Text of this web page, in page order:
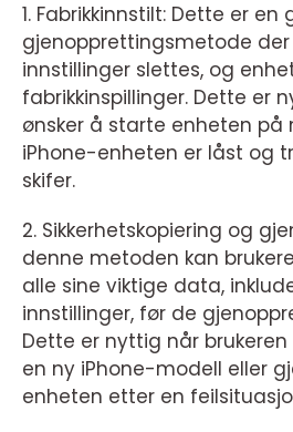
1. Fabrikkinnstilt: Dette er
gjenopprettingsmetode
innstillinger slettes, og
fabrikkinspillinger. Dette er
ønsker å starte enheten på
iPhone-enheten er låst og
skifer.
2. Sikkerhetskopiering og
denne metoden kan
alle sine viktige data,
innstillinger, før de
Dette er nyttig når
en ny iPhone-modell eller
enheten etter en